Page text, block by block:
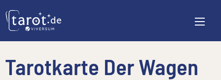
Tarotkarte Der Wagen